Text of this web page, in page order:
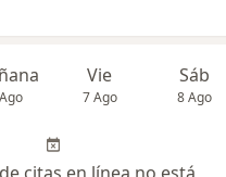
Vie
7 Ago
Sáb
8 Ago